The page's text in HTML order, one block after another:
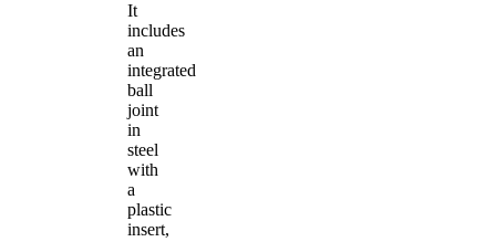
It
includes
an
integrated
ball
joint
in
steel
with
a
plastic
insert,